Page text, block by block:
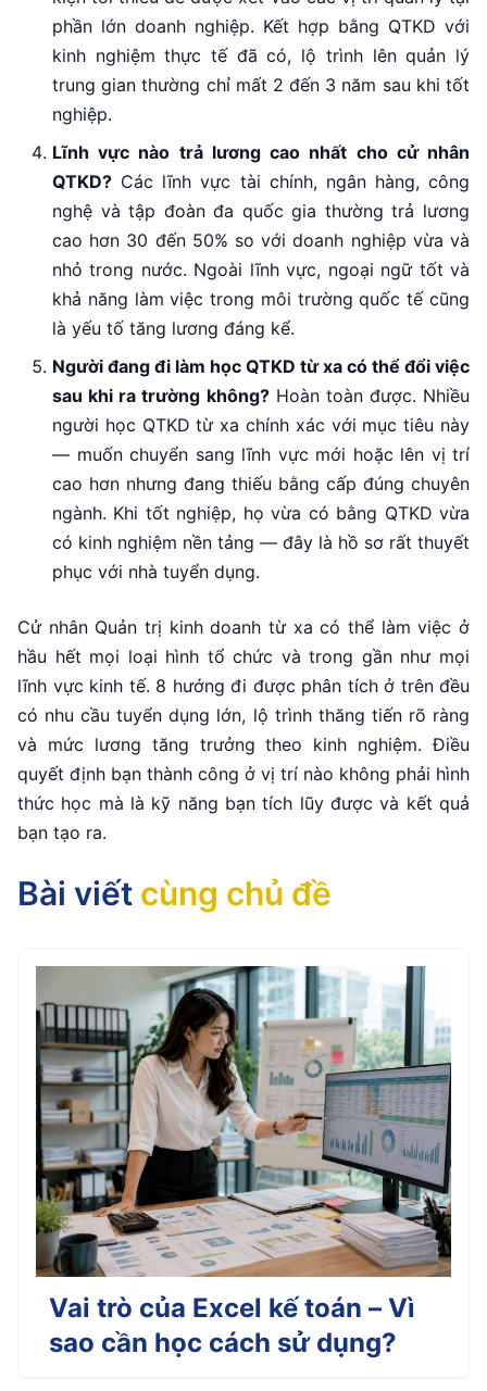
phần lớn doanh nghiệp. Kết hợp bằng QTKD với
kinh nghiệm thực tế đã có, lộ trình lên quản lý
trung gian thường chỉ mất 2 đến 3 năm sau khi tốt
nghiệp.
Lĩnh vực nào trả lương cao nhất cho cử nhân
QTKD? Các lĩnh vực tài chính, ngân hàng, công
nghệ và tập đoàn đa quốc gia thường trả lương
cao hơn 30 đến 50% so với doanh nghiệp vừa và
nhỏ trong nước. Ngoài lĩnh vực, ngoại ngữ tốt và
khả năng làm việc trong môi trường quốc tế cũng
là yếu tố tăng lương đáng kể.
Người đang đi làm học QTKD từ xa có thể đổi việc
sau khi ra trường không?Hoàn toàn được. Nhiều
người học QTKD từ xa chính xác với mục tiêu này
— muốn chuyển sang lĩnh vực mới hoặc lên vị trí
cao hơn nhưng đang thiếu bằng cấp đúng chuyên
ngành. Khi tốt nghiệp, họ vừa có bằng QTKD vừa
có kinh nghiệm nền tảng — đây là hồ sơ rất thuyết
phục với nhà tuyển dụng.
Cử nhân Quản trị kinh doanh từ xa có thể làm việc ở
hầu hết mọi loại hình tổ chức và trong gần như mọi
lĩnh vực kinh tế. 8 hướng đi được phân tích ở trên đều
có nhu cầu tuyển dụng lớn, lộ trình thăng tiến rõ ràng
và mức lương tăng trưởng theo kinh nghiệm. Điều
quyết định bạn thành công ở vị trí nào không phải hình
thức học mà là kỹ năng bạn tích lũy được và kết quả
bạn tạo ra.
Bài viết cùng chủ đề
Vai trò của Excel kế toán – Vì
sao cần học cách sử dụng?